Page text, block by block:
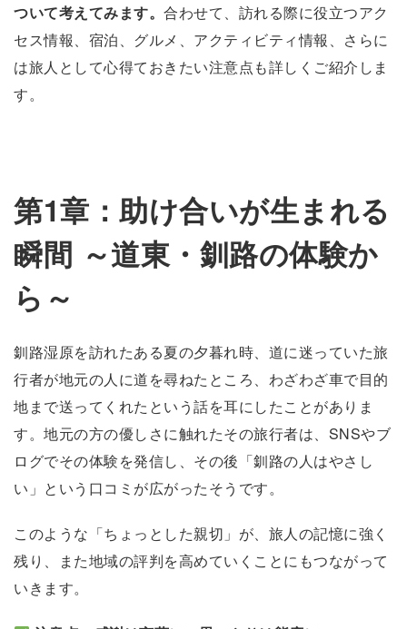
ついて考えてみます。 合わせて、訪れる際に役立つアク
セス情報、宿泊、グルメ、アクティビティ情報、さらに
は旅人として心得ておきたい注意点も詳しくご紹介しま
す。
第1章：助け合いが生まれる
瞬間 ～道東・釧路の体験か
ら～
釧路湿原を訪れたある夏の夕暮れ時、道に迷っていた旅
行者が地元の人に道を尋ねたところ、わざわざ車で目的
地まで送ってくれたという話を耳にしたことがありま
す。地元の方の優しさに触れたその旅行者は、SNSやブ
ログでその体験を発信し、その後「釧路の人はやさし
い」という口コミが広がったそうです。
このような「ちょっとした親切」が、旅人の記憶に強く
残り、また地域の評判を高めていくことにもつながって
いきます。